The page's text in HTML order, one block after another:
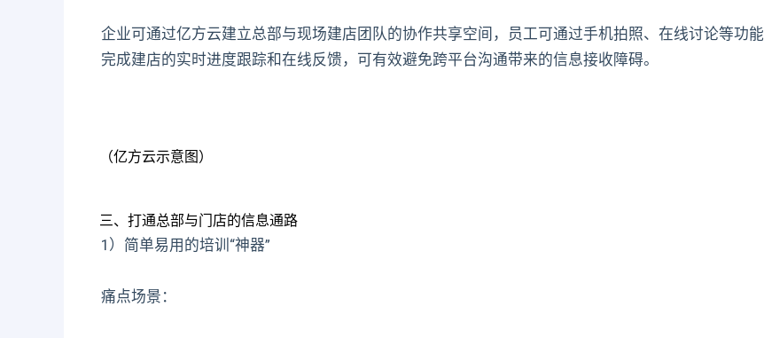
企业可通过亿方云建立总部与现场建店团队的协作共享空间，员工可通过手机拍照、在线讨论等功能
完成建店的实时进度跟踪和在线反馈，可有效避免跨平台沟通带来的信息接收障碍。
（亿方云示意图）
三、打通总部与门店的信息通路
1）简单易用的培训“神器”
痛点场景：